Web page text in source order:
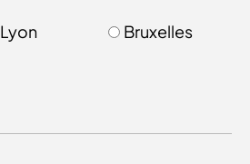
Lyon Bruxelles